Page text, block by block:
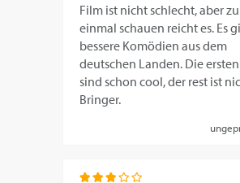
Film ist nicht schlecht, aber
einmal schauen reicht es. Es
bessere Komödien aus dem
deutschen Landen. Die
sind schon cool, der rest ist
Bringer.